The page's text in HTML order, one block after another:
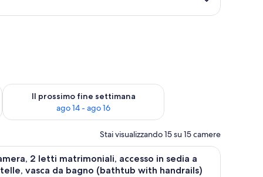
ago 7 - ago 9
Il prossimo fine settimana
ago 14 - ago 16
Verifica la disponibilità per il prossimo fine settimana, ago 14
Stai visualizzando 15 su 15 camere
a doppio strato Biancheria da letto di alta qualità, materassi
5
2 letti matrimoniali, accesso in sedia a
vasca da bagno (bathtub with handrails)